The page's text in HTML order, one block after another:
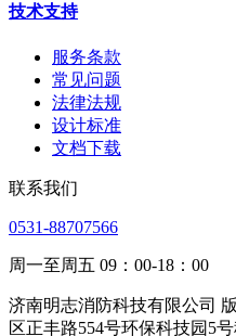
技术支持
服务条款
常见问题
法律法规
设计标准
文档下载
联系我们
0531-88707566
周一至周五 09：00-18：00
济南明志消防科技有限公司
区正丰路554号环保科技园5